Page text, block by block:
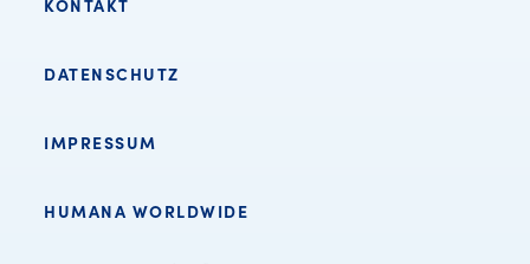
KONTAKT
DATENSCHUTZ
IMPRESSUM
HUMANA WORLDWIDE